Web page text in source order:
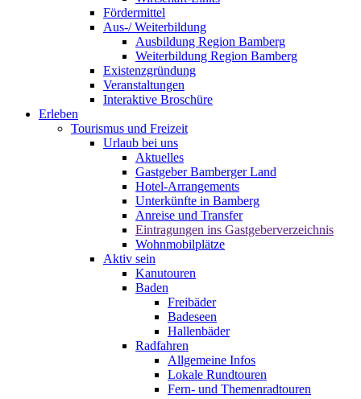
Fördermittel
Aus-/ Weiterbildung
Ausbildung Region Bamberg
Weiterbildung Region Bamberg
Existenzgründung
Veranstaltungen
Interaktive Broschüre
Erleben
Tourismus und Freizeit
Urlaub bei uns
Aktuelles
Gastgeber Bamberger Land
Hotel-Arrangements
Unterkünfte in Bamberg
Anreise und Transfer
Eintragungen ins Gastgeberverzeichnis
Wohnmobilplätze
Aktiv sein
Kanutouren
Baden
Freibäder
Badeseen
Hallenbäder
Radfahren
Allgemeine Infos
Lokale Rundtouren
Fern- und Themenradtouren